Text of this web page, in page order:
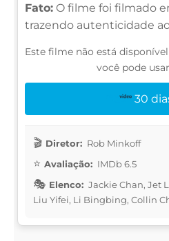
Fato: O filme foi filmado
trazendo autenticidade
Este filme não está
você pode
30
Diretor: Rob Minkoff
Avaliação: IMDb 6.5
Elenco: Jackie Chan, Jet
Liu Yifei, Li Bingbing, Collin